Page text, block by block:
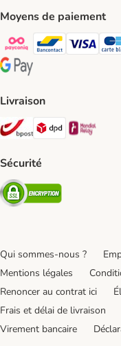
Moyens de paiement
Payconiq Payment Method
bancontact
Visa
Google Pay Payment Method
Livraison
Bpost Shipping
DPD
Sécurité
Security
Qui sommes-nous ?
Mentions légales
Renoncer au contrat ici
Frais et délai de livraison
Virement bancaire